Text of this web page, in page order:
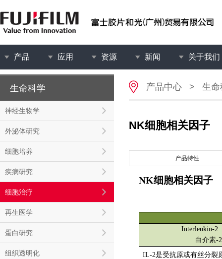
产品 应用 资源 新闻 关于我们
生命科学
神经生物学
外泌体研究
细胞培养
疾病研究
细胞治疗
再生医学
蛋白研究
组织透明化
产品中心 > 生命
NK细胞相关因子
产品特性
NK细胞相关因子
Interleukin-2
白介素-
IL-2是受抗原或有丝分裂